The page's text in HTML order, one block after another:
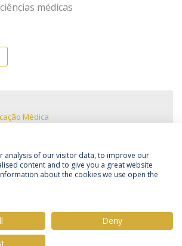
médicas
Médica
Termos & Condições
analysis of our visitor data, to improve our
content and to give you a great website
about the cookies we use open the
Deny